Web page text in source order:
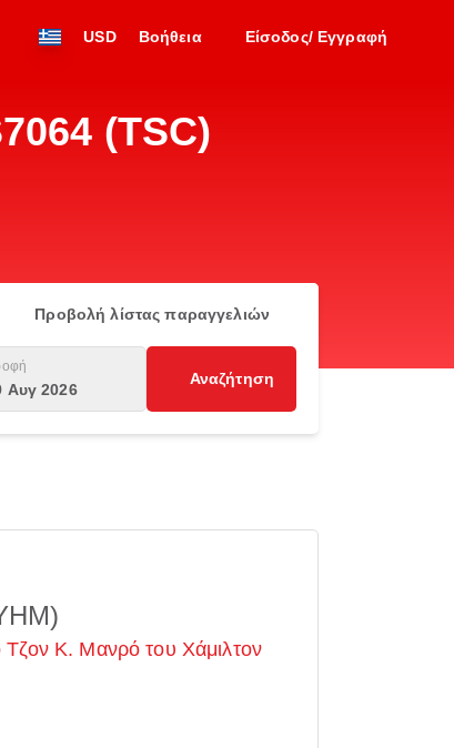
USD Βοήθεια Είσοδος/ Εγγραφή
(TSC)
Προβολή λίστας παραγγελιών
Αυγ 2026
Αναζήτηση
Τζον Κ. Μανρό του Χάμιλτον